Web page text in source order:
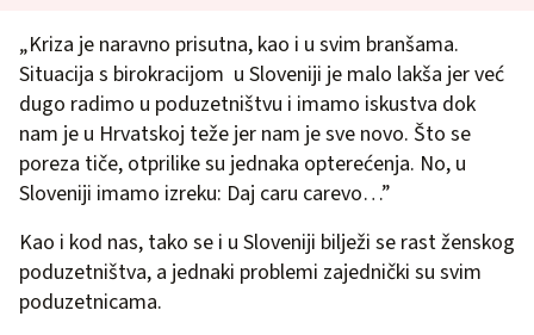
„Kriza je naravno prisutna, kao i u svim branšama.
Situacija s birokracijom u Sloveniji je malo lakša jer već
dugo radimo u poduzetništvu i imamo iskustva dok
nam je u Hrvatskoj teže jer nam je sve novo. Što se
poreza tiče, otprilike su jednaka opterećenja. No, u
Sloveniji imamo izreku: Daj caru carevo…”
Kao i kod nas, tako se i u Sloveniji bilježi se rast ženskog
poduzetništva, a jednaki problemi zajednički su svim
poduzetnicama.